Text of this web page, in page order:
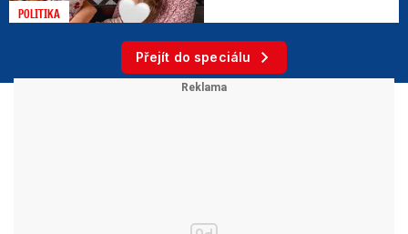
POLITIKA
Přejít do speciálu